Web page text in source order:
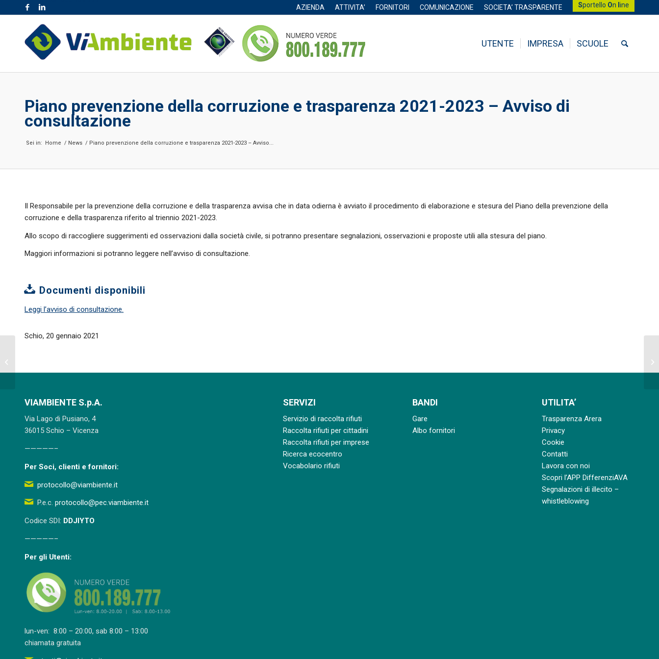
AZIENDA ATTIVITA’ FORNITORI COMUNICAZIONE SOCIETA’ TRASPARENTE Sportello On ine
UTENTE IMPRESA SCUOLE
Piano prevenzione della corruzione e trasparenza 2021-2023 – Avviso di
consultazione
Sei in: Home / News / Piano prevenzione della corruzione e trasparenza 2021-2023 – Avviso...
Il Responsabile per la prevenzione della corruzione e della trasparenza avvisa che in data odierna è avviato il procedimento di elaborazione e stesura del Piano della prevenzione della
corruzione e della trasparenza riferito al triennio 2021-2023.
Allo scopo di raccogliere suggerimenti ed osservazioni dalla società civile, si potranno presentare segnalazioni, osservazioni e proposte utili alla stesura del piano.
Maggiori informazioni si potranno leggere nell’avviso di consultazione.
Documenti disponibili
Leggi l’avviso di consultazione.
Schio, 20 gennaio 2021
VIAMBIENTE S.p.A.
Via Lago di Pusiano, 4
36015 Schio – Vicenza
—————–
Per Soci, clienti e fornitori:
protocollo@viambiente.it
P.e.c. protocollo@pec.viambiente.it
Codice SDI: DDJIYTO
—————–
Per gli Utenti:
lun-ven: 8:00 – 20:00, sab 8:00 – 13:00
chiamata gratuita
SERVIZI
Servizio di raccolta rifiuti
Raccolta rifiuti per cittadini
Raccolta rifiuti per imprese
Ricerca ecocentro
Vocabolario rifiuti
BANDI
Gare
Albo fornitori
UTILITA’
Trasparenza Arera
Privacy
Cookie
Contatti
Lavora con noi
Scopri l’APP DifferenziAVA
Segnalazioni di illecito –
whistleblowing